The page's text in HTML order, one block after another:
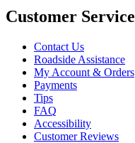
Customer Service
Contact Us
Roadside Assistance
My Account & Orders
Payments
Tips
FAQ
Accessibility
Customer Reviews